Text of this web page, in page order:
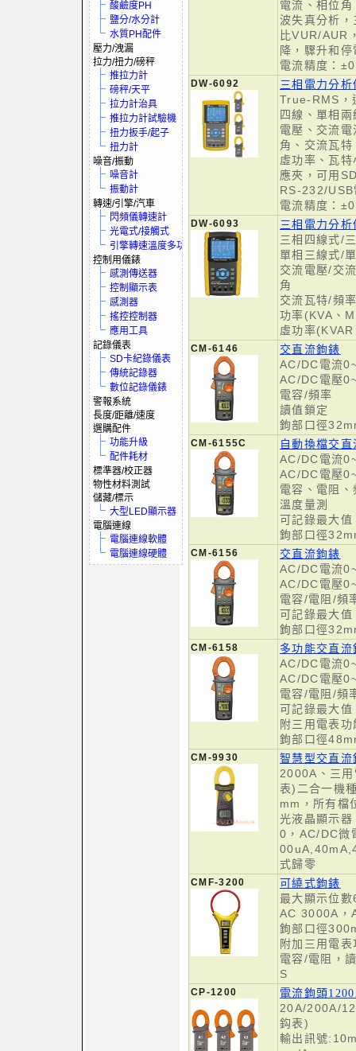
酸鹼度PH
鹽分/水分計
水質PH配件
壓力/洩漏
拉力/扭力/磅秤
推拉力計
磅秤/天平
拉力計治具
推拉力計試驗機
扭力扳手/起子
扭力計
噪音/振動
噪音計
振動計
轉速/引擎/汽車
閃頻儀轉速計
光電式/接觸式
引擎轉速溫度多功電表
控制用儀錶
感測傳送器
控制顯示表
感測器
搖控控制器
應用工具
記錄儀表
SD卡紀錄儀表
傳統記錄器
數位記錄儀錶
警報系統
長度/距離/速度
選購配件
功能升級
配件耗材
標準器/校正器
物性材料測試
儲藏/標示
大型LED顯示器
電腦連線
電腦連線軟體
電腦連線硬體
電流、相位
波失真分析
比VUR/AUR
降，驟升和
電流精度：
DW-6092
三相電力分
True-RMS，
四線、單相
電壓、交流
角、交流瓦
虛功率、瓦
應夾，可用
RS-232/USB
電流精度：
DW-6093
三相電力分
三相四線式/
單相三線式/
交流電壓/交
角
交流瓦特/頻
功率(KVA、
虛功率
CM-6146
交直流鉤錶
AC/DC電流
AC/DC電壓
電容/頻率
讀值鎖定
鉤部口徑
CM-6155C
自動換檔交直
AC/DC電流
AC/DC電壓
電容、電阻、
溫度量測
可記錄最大
鉤部口徑
CM-6156
交直流鉤錶
AC/DC電流
AC/DC電壓
電容/電阻/頻
可記錄最大
鉤部口徑
CM-6158
多功能交直流
AC/DC電流
AC/DC電壓
電容/電阻/頻
可記錄最大
附三用電表功
鉤部口徑
CM-9930
智慧型交直流
2000A、三
表)二合一機
mm，所有檔
光液晶顯示
0，AC/DC微
式歸零
CMF-3200
可繞式鉤錶
最大顯示位
AC 3000A，
鉤部口徑
附加三用電表
電容/電阻，
S
CP-1200
電流鉤頭
20A/200A/
鈎表)
輸出訊號